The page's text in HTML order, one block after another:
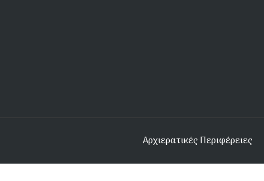
Αρχιερατικές Περιφέρειες